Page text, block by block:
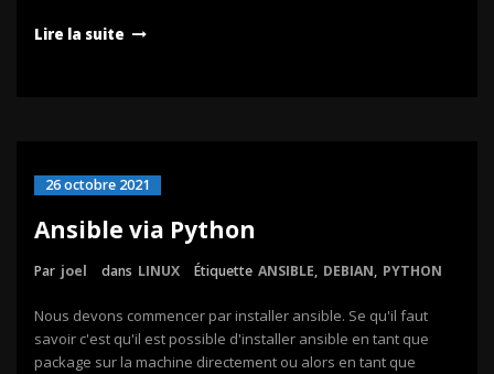
Lire la suite
26 octobre 2021
Ansible via Python
Par joel dans LINUX Étiquette ANSIBLE, DEBIAN, PYTHON
Nous devons commencer par installer ansible. Se qu'il faut
savoir c'est qu'il est possible d'installer ansible en tant que
package sur la machine directement ou alors en tant que